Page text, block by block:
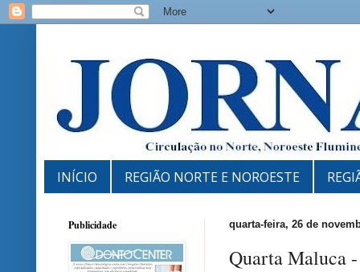
INÍCIO REGIÃO NORTE E NOROESTE
quarta-feira, 26 de
Quarta Maluca
Publicidade